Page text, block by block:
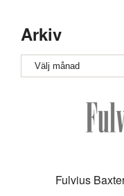
Arkiv
Arkiv
Fulvius